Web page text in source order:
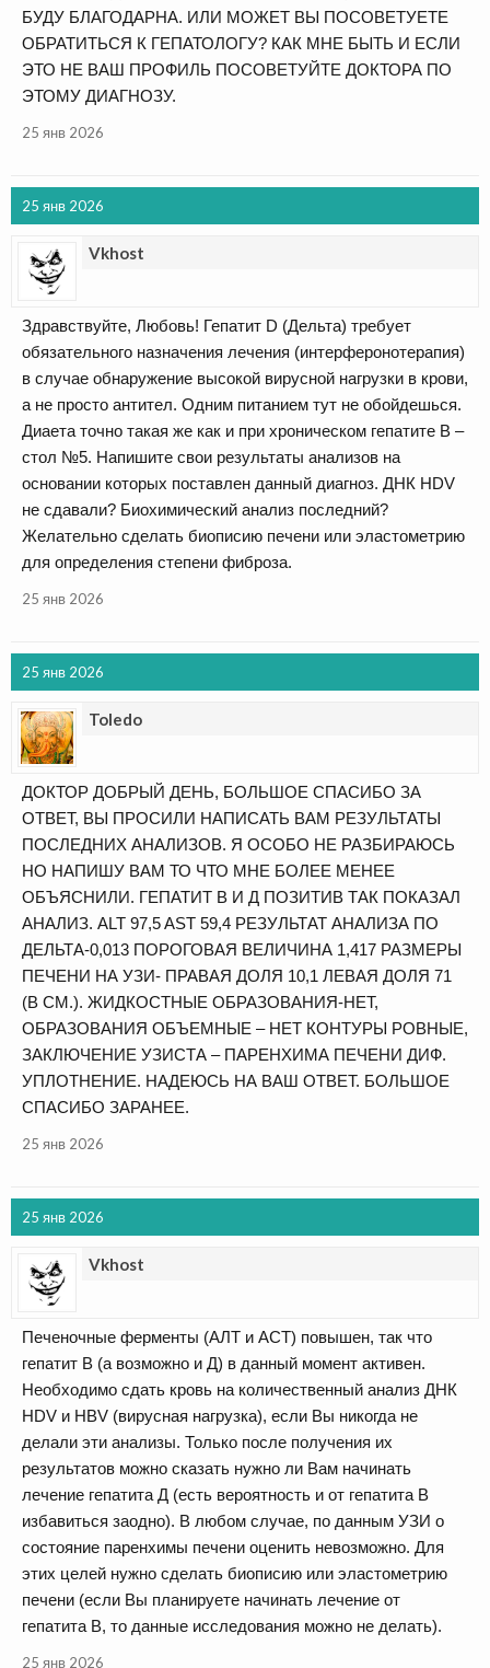
БУДУ БЛАГОДАРНА. ИЛИ МОЖЕТ ВЫ ПОСОВЕТУЕТЕ
ОБРАТИТЬСЯ К ГЕПАТОЛОГУ? КАК МНЕ БЫТЬ И ЕСЛИ
ЭТО НЕ ВАШ ПРОФИЛЬ ПОСОВЕТУЙТЕ ДОКТОРА ПО
ЭТОМУ ДИАГНОЗУ.
25 янв 2026
25 янв 2026
Vkhost
Здравствуйте, Любовь! Гепатит D (Дельта) требует
обязательного назначения лечения (интерферонотерапия)
в случае обнаружение высокой вирусной нагрузки в крови,
а не просто антител. Одним питанием тут не обойдешься.
Диаета точно такая же как и при хроническом гепатите В –
стол №5. Напишите свои результаты анализов на
основании которых поставлен данный диагноз. ДНК HDV
не сдавали? Биохимический анализ последний?
Желательно сделать биописию печени или эластометрию
для определения степени фиброза.
25 янв 2026
25 янв 2026
Toledo
ДОКТОР ДОБРЫЙ ДЕНЬ, БОЛЬШОЕ СПАСИБО ЗА
ОТВЕТ, ВЫ ПРОСИЛИ НАПИСАТЬ ВАМ РЕЗУЛЬТАТЫ
ПОСЛЕДНИХ АНАЛИЗОВ. Я ОСОБО НЕ РАЗБИРАЮСЬ
НО НАПИШУ ВАМ ТО ЧТО МНЕ БОЛЕЕ МЕНЕЕ
ОБЪЯСНИЛИ. ГЕПАТИТ В И Д ПОЗИТИВ ТАК ПОКАЗАЛ
АНАЛИЗ. ALT 97,5 AST 59,4 РЕЗУЛЬТАТ АНАЛИЗА ПО
ДЕЛЬТА-0,013 ПОРОГОВАЯ ВЕЛИЧИНА 1,417 РАЗМЕРЫ
ПЕЧЕНИ НА УЗИ- ПРАВАЯ ДОЛЯ 10,1 ЛЕВАЯ ДОЛЯ 71
(В СМ.). ЖИДКОСТНЫЕ ОБРАЗОВАНИЯ-НЕТ,
ОБРАЗОВАНИЯ ОБЪЕМНЫЕ – НЕТ КОНТУРЫ РОВНЫЕ,
ЗАКЛЮЧЕНИЕ УЗИСТА – ПАРЕНХИМА ПЕЧЕНИ ДИФ.
УПЛОТНЕНИЕ. НАДЕЮСЬ НА ВАШ ОТВЕТ. БОЛЬШОЕ
СПАСИБО ЗАРАНЕЕ.
25 янв 2026
25 янв 2026
Vkhost
Печеночные ферменты (АЛТ и АСТ) повышен, так что
гепатит В (а возможно и Д) в данный момент активен.
Необходимо сдать кровь на количественный анализ ДНК
HDV и HBV (вирусная нагрузка), если Вы никогда не
делали эти анализы. Только после получения их
результатов можно сказать нужно ли Вам начинать
лечение гепатита Д (есть вероятность и от гепатита В
избавиться заодно). В любом случае, по данным УЗИ о
состояние паренхимы печени оценить невозможно. Для
этих целей нужно сделать биописию или эластометрию
печени (если Вы планируете начинать лечение от
гепатита В, то данные исследования можно не делать).
25 янв 2026